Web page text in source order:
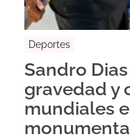
Deportes
Sandro
gravedad y
mundiales